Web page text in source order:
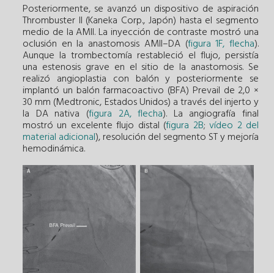
Posteriormente, se avanzó un dispositivo de aspiración
Thrombuster II (Kaneka Corp., Japón) hasta el segmento
medio de la AMII. La inyección de contraste mostró una
oclusión en la anastomosis AMII–DA (figura 1F, flecha).
Aunque la trombectomía restableció el flujo, persistía
una estenosis grave en el sitio de la anastomosis. Se
realizó angioplastia con balón y posteriormente se
implantó un balón farmacoactivo (BFA) Prevail de 2,0 ×
30 mm (Medtronic, Estados Unidos) a través del injerto y
la DA nativa (figura 2A, flecha). La angiografía final
mostró un excelente flujo distal (figura 2B;vídeo 2 del
material adicional), resolución del segmento ST y mejoría
hemodinámica.